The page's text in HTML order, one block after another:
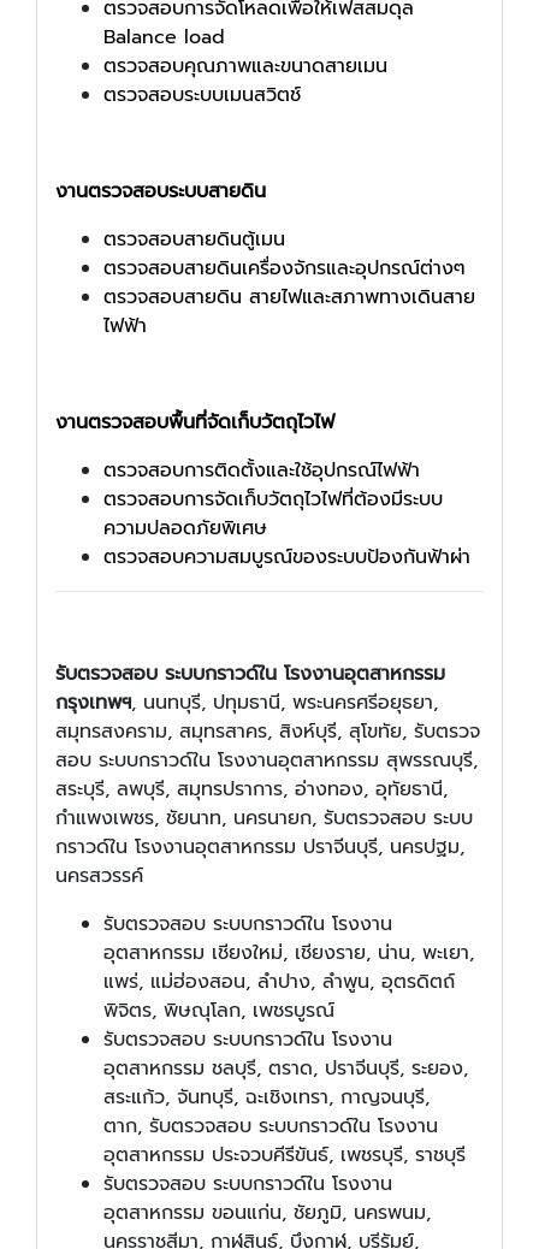
ตรวจสอบการจัดโหลดเพื่อให้เฟสสมดุล
Balance load
ตรวจสอบคุณภาพและขนาดสายเมน
ตรวจสอบระบบเมนสวิตช์
งานตรวจสอบระบบสายดิน
ตรวจสอบสายดินตู้เมน
ตรวจสอบสายดินเครื่องจักรและอุปกรณ์ต่างๆ
ตรวจสอบสายดิน สายไฟและสภาพทางเดินสาย
ไฟฟ้า
งานตรวจสอบพื้นที่จัดเก็บวัตถุไวไฟ
ตรวจสอบการติดตั้งและใช้อุปกรณ์ไฟฟ้า
ตรวจสอบการจัดเก็บวัตถุไวไฟที่ต้องมีระบบ
ความปลอดภัยพิเศษ
ตรวจสอบความสมบูรณ์ของระบบป้องกันฟ้าผ่า
รับตรวจสอบ ระบบกราวด์ใน โรงงานอุตสาหกรรม
กรุงเทพฯ, นนทบุรี, ปทุมธานี, พระนครศรีอยุธยา,
สมุทรสงคราม, สมุทรสาคร, สิงห์บุรี, สุโขทัย, รับตรวจ
สอบ ระบบกราวด์ใน โรงงานอุตสาหกรรม สุพรรณบุรี,
สระบุรี, ลพบุรี, สมุทรปราการ, อ่างทอง, อุทัยธานี,
กำแพงเพชร, ชัยนาท, นครนายก, รับตรวจสอบ ระบบ
กราวด์ใน โรงงานอุตสาหกรรม ปราจีนบุรี, นครปฐม,
นครสวรรค์
รับตรวจสอบ ระบบกราวด์ใน โรงงาน
อุตสาหกรรม เชียงใหม่, เชียงราย, น่าน, พะเยา,
แพร่, แม่ฮ่องสอน, ลำปาง, ลำพูน, อุตรดิตถ์
พิจิตร, พิษณุโลก, เพชรบูรณ์
รับตรวจสอบ ระบบกราวด์ใน โรงงาน
อุตสาหกรรม ชลบุรี, ตราด, ปราจีนบุรี, ระยอง,
สระแก้ว, จันทบุรี, ฉะเชิงเทรา, กาญจนบุรี,
ตาก, รับตรวจสอบ ระบบกราวด์ใน โรงงาน
อุตสาหกรรม ประจวบคีรีขันธ์, เพชรบุรี, ราชบุรี
รับตรวจสอบ ระบบกราวด์ใน โรงงาน
อุตสาหกรรม ขอนแก่น, ชัยภูมิ, นครพนม,
นครราชสีมา, กาฬสินธุ์, บึงกาฬ, บุรีรัมย์,